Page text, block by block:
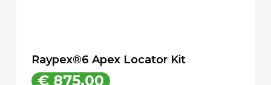
Raypex®6 Apex Locator Kit
€875,00